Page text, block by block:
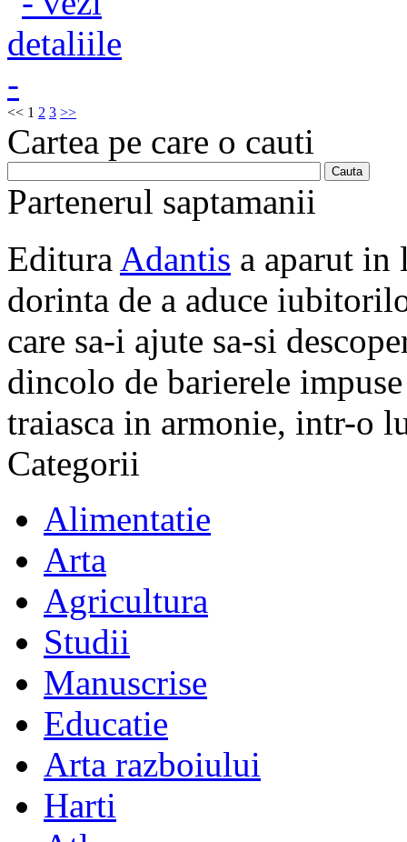
<< 1 2 3 >>
Cartea pe care o cauti
Partenerul saptamanii
Editura Adantis a aparut in
dorinta de a aduce
care sa-i ajute sa-si
dincolo de barierele
traiasca in armonie, intr-o
Categorii
Alimentatie
Arta
Agricultura
Studii
Manuscrise
Educatie
Arta razboiului
Harti